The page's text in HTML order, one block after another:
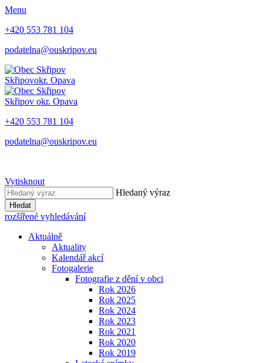
Menu
+420 553 781 104
podatelna@ouskripov.eu
Skřipovokr. Opava
Skřipov okr. Opava
+420 553 781 104
podatelna@ouskripov.eu
Vytisknout
Hledaný výraz
Hledat
rozšířené vyhledávání
Aktuálně
Aktuality
Kalendář akcí
Fotogalerie
Fotografie z dění v obci
Rok 2026
Rok 2025
Rok 2024
Rok 2023
Rok 2021
Rok 2020
Rok 2019